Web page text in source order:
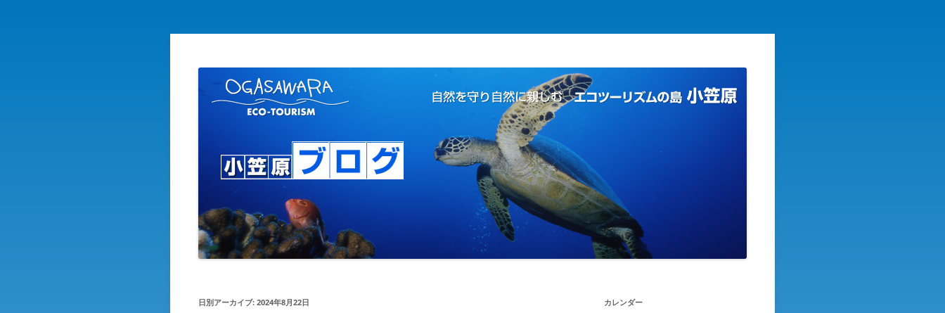
小笠原ブログ | 自然を守り自然に親しむ エコツーリズムの島
日別アーカイブ: 2024年8月22日 カレンダー